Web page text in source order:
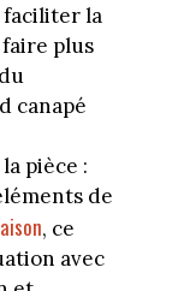
faciliter la
plus
canapé
pièce :
de
, ce
avec